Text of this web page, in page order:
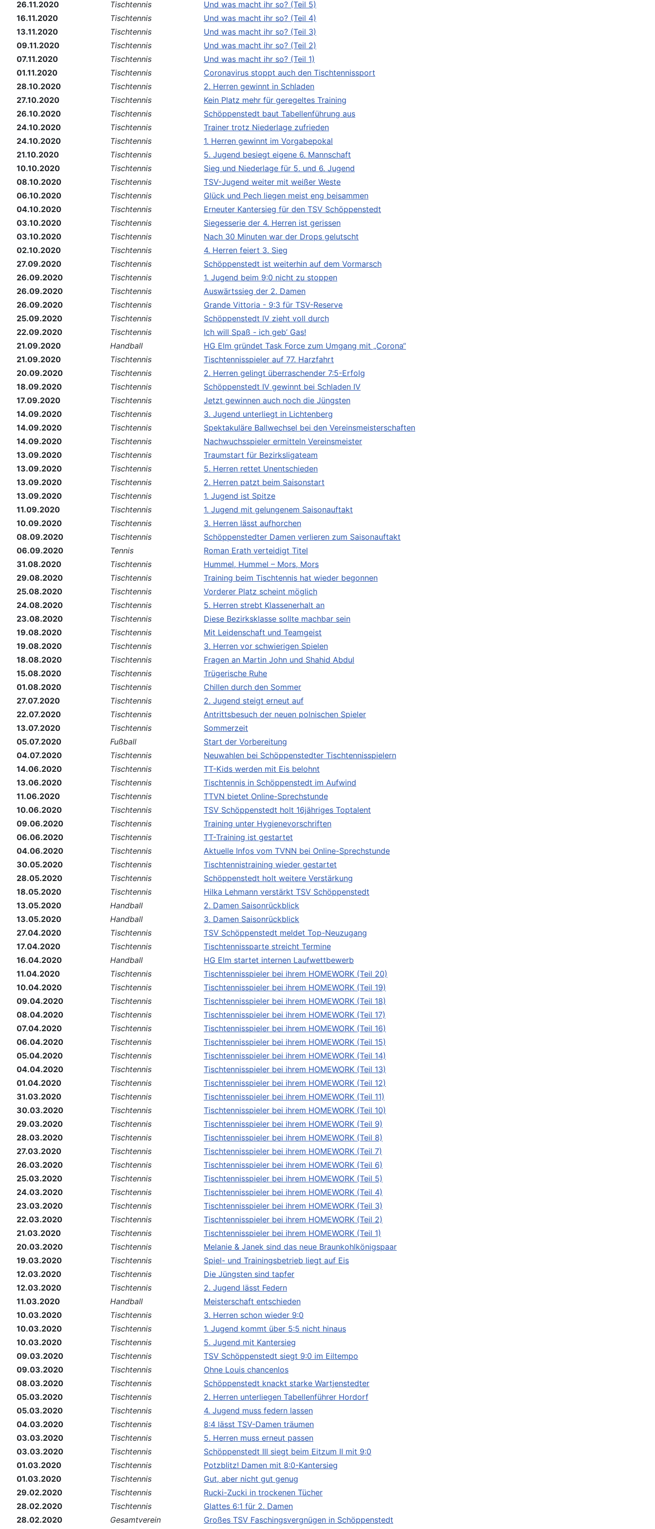
26.11.2020
Tischtennis
Und was macht ihr so? (Teil 5)
16.11.2020
Tischtennis
Und was macht ihr so? (Teil 4)
13.11.2020
Tischtennis
Und was macht ihr so? (Teil 3)
09.11.2020
Tischtennis
Und was macht ihr so? (Teil 2)
07.11.2020
Tischtennis
Und was macht ihr so? (Teil 1)
01.11.2020
Tischtennis
Coronavirus stoppt auch den Tischtennissport
28.10.2020
Tischtennis
2. Herren gewinnt in Schladen
27.10.2020
Tischtennis
Kein Platz mehr für geregeltes Training
26.10.2020
Tischtennis
Schöppenstedt baut Tabellenführung aus
24.10.2020
Tischtennis
Trainer trotz Niederlage zufrieden
24.10.2020
Tischtennis
1. Herren gewinnt im Vorgabepokal
21.10.2020
Tischtennis
5. Jugend besiegt eigene 6. Mannschaft
10.10.2020
Tischtennis
Sieg und Niederlage für 5. und 6. Jugend
08.10.2020
Tischtennis
TSV-Jugend weiter mit weißer Weste
06.10.2020
Tischtennis
Glück und Pech liegen meist eng beisammen
04.10.2020
Tischtennis
Erneuter Kantersieg für den TSV Schöppenstedt
03.10.2020
Tischtennis
Siegesserie der 4. Herren ist gerissen
03.10.2020
Tischtennis
Nach 30 Minuten war der Drops gelutscht
02.10.2020
Tischtennis
4. Herren feiert 3. Sieg
27.09.2020
Tischtennis
Schöppenstedt ist weiterhin auf dem Vormarsch
26.09.2020
Tischtennis
1. Jugend beim 9:0 nicht zu stoppen
26.09.2020
Tischtennis
Auswärtssieg der 2. Damen
26.09.2020
Tischtennis
Grande Vittoria - 9:3 für TSV-Reserve
25.09.2020
Tischtennis
Schöppenstedt IV zieht voll durch
22.09.2020
Tischtennis
Ich will Spaß - ich geb’ Gas!
21.09.2020
Handball
HG Elm gründet Task Force zum Umgang mit „Corona“
21.09.2020
Tischtennis
Tischtennisspieler auf 77. Harzfahrt
20.09.2020
Tischtennis
2. Herren gelingt überraschender 7:5-Erfolg
18.09.2020
Tischtennis
Schöppenstedt IV gewinnt bei Schladen IV
17.09.2020
Tischtennis
Jetzt gewinnen auch noch die Jüngsten
14.09.2020
Tischtennis
3. Jugend unterliegt in Lichtenberg
14.09.2020
Tischtennis
Spektakuläre Ballwechsel bei den Vereinsmeisterschaften
14.09.2020
Tischtennis
Nachwuchsspieler ermitteln Vereinsmeister
13.09.2020
Tischtennis
Traumstart für Bezirksligateam
13.09.2020
Tischtennis
5. Herren rettet Unentschieden
13.09.2020
Tischtennis
2. Herren patzt beim Saisonstart
13.09.2020
Tischtennis
1. Jugend ist Spitze
11.09.2020
Tischtennis
1. Jugend mit gelungenem Saisonauftakt
10.09.2020
Tischtennis
3. Herren lässt aufhorchen
08.09.2020
Tischtennis
Schöppenstedter Damen verlieren zum Saisonauftakt
06.09.2020
Tennis
Roman Erath verteidigt Titel
31.08.2020
Tischtennis
Hummel, Hummel – Mors, Mors
29.08.2020
Tischtennis
Training beim Tischtennis hat wieder begonnen
25.08.2020
Tischtennis
Vorderer Platz scheint möglich
24.08.2020
Tischtennis
5. Herren strebt Klassenerhalt an
23.08.2020
Tischtennis
Diese Bezirksklasse sollte machbar sein
19.08.2020
Tischtennis
Mit Leidenschaft und Teamgeist
19.08.2020
Tischtennis
3. Herren vor schwierigen Spielen
18.08.2020
Tischtennis
Fragen an Martin John und Shahid Abdul
15.08.2020
Tischtennis
Trügerische Ruhe
01.08.2020
Tischtennis
Chillen durch den Sommer
27.07.2020
Tischtennis
2. Jugend steigt erneut auf
22.07.2020
Tischtennis
Antrittsbesuch der neuen polnischen Spieler
13.07.2020
Tischtennis
Sommerzeit
05.07.2020
Fußball
Start der Vorbereitung
04.07.2020
Tischtennis
Neuwahlen bei Schöppenstedter Tischtennisspielern
14.06.2020
Tischtennis
TT-Kids werden mit Eis belohnt
13.06.2020
Tischtennis
Tischtennis in Schöppenstedt im Aufwind
11.06.2020
Tischtennis
TTVN bietet Online-Sprechstunde
10.06.2020
Tischtennis
TSV Schöppenstedt holt 16jähriges Toptalent
09.06.2020
Tischtennis
Training unter Hygienevorschriften
06.06.2020
Tischtennis
TT-Training ist gestartet
04.06.2020
Tischtennis
Aktuelle Infos vom TVNN bei Online-Sprechstunde
30.05.2020
Tischtennis
Tischtennistraining wieder gestartet
28.05.2020
Tischtennis
Schöppenstedt holt weitere Verstärkung
18.05.2020
Tischtennis
Hilka Lehmann verstärkt TSV Schöppenstedt
13.05.2020
Handball
2. Damen Saisonrückblick
13.05.2020
Handball
3. Damen Saisonrückblick
27.04.2020
Tischtennis
TSV Schöppenstedt meldet Top-Neuzugang
17.04.2020
Tischtennis
Tischtennissparte streicht Termine
16.04.2020
Handball
HG Elm startet internen Laufwettbewerb
11.04.2020
Tischtennis
Tischtennisspieler bei ihrem HOMEWORK (Teil 20)
10.04.2020
Tischtennis
Tischtennisspieler bei ihrem HOMEWORK (Teil 19)
09.04.2020
Tischtennis
Tischtennisspieler bei ihrem HOMEWORK (Teil 18)
08.04.2020
Tischtennis
Tischtennisspieler bei ihrem HOMEWORK (Teil 17)
07.04.2020
Tischtennis
Tischtennisspieler bei ihrem HOMEWORK (Teil 16)
06.04.2020
Tischtennis
Tischtennisspieler bei ihrem HOMEWORK (Teil 15)
05.04.2020
Tischtennis
Tischtennisspieler bei ihrem HOMEWORK (Teil 14)
04.04.2020
Tischtennis
Tischtennisspieler bei ihrem HOMEWORK (Teil 13)
01.04.2020
Tischtennis
Tischtennisspieler bei ihrem HOMEWORK (Teil 12)
31.03.2020
Tischtennis
Tischtennisspieler bei ihrem HOMEWORK (Teil 11)
30.03.2020
Tischtennis
Tischtennisspieler bei ihrem HOMEWORK (Teil 10)
29.03.2020
Tischtennis
Tischtennisspieler bei ihrem HOMEWORK (Teil 9)
28.03.2020
Tischtennis
Tischtennisspieler bei ihrem HOMEWORK (Teil 8)
27.03.2020
Tischtennis
Tischtennisspieler bei ihrem HOMEWORK (Teil 7)
26.03.2020
Tischtennis
Tischtennisspieler bei ihrem HOMEWORK (Teil 6)
25.03.2020
Tischtennis
Tischtennisspieler bei ihrem HOMEWORK (Teil 5)
24.03.2020
Tischtennis
Tischtennisspieler bei ihrem HOMEWORK (Teil 4)
23.03.2020
Tischtennis
Tischtennisspieler bei ihrem HOMEWORK (Teil 3)
22.03.2020
Tischtennis
Tischtennisspieler bei ihrem HOMEWORK (Teil 2)
21.03.2020
Tischtennis
Tischtennisspieler bei ihrem HOMEWORK (Teil 1)
20.03.2020
Tischtennis
Melanie & Janek sind das neue Braunkohlkönigspaar
19.03.2020
Tischtennis
Spiel- und Trainingsbetrieb liegt auf Eis
12.03.2020
Tischtennis
Die Jüngsten sind tapfer
12.03.2020
Tischtennis
2. Jugend lässt Federn
11.03.2020
Handball
Meisterschaft entschieden
10.03.2020
Tischtennis
3. Herren schon wieder 9:0
10.03.2020
Tischtennis
1. Jugend kommt über 5:5 nicht hinaus
10.03.2020
Tischtennis
5. Jugend mit Kantersieg
09.03.2020
Tischtennis
TSV Schöppenstedt siegt 9:0 im Eiltempo
09.03.2020
Tischtennis
Ohne Louis chancenlos
08.03.2020
Tischtennis
Schöppenstedt knackt starke Wartjenstedter
05.03.2020
Tischtennis
2. Herren unterliegen Tabellenführer Hordorf
05.03.2020
Tischtennis
4. Jugend muss federn lassen
04.03.2020
Tischtennis
8:4 lässt TSV-Damen träumen
03.03.2020
Tischtennis
5. Herren muss erneut passen
03.03.2020
Tischtennis
Schöppenstedt III siegt beim Eitzum II mit 9:0
01.03.2020
Tischtennis
Potzblitz! Damen mit 8:0-Kantersieg
01.03.2020
Tischtennis
Gut, aber nicht gut genug
29.02.2020
Tischtennis
Rucki-Zucki in trockenen Tücher
28.02.2020
Tischtennis
Glattes 6:1 für 2. Damen
28.02.2020
Gesamtverein
Großes TSV Faschingsvergnügen in Schöppenstedt